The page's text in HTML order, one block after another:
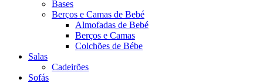
Bases
Berços e Camas de Bebé
Almofadas de Bebé
Berços e Camas
Colchões de Bébe
Salas
Cadeirões
Sofás